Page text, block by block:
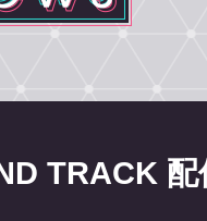
TRACK 配